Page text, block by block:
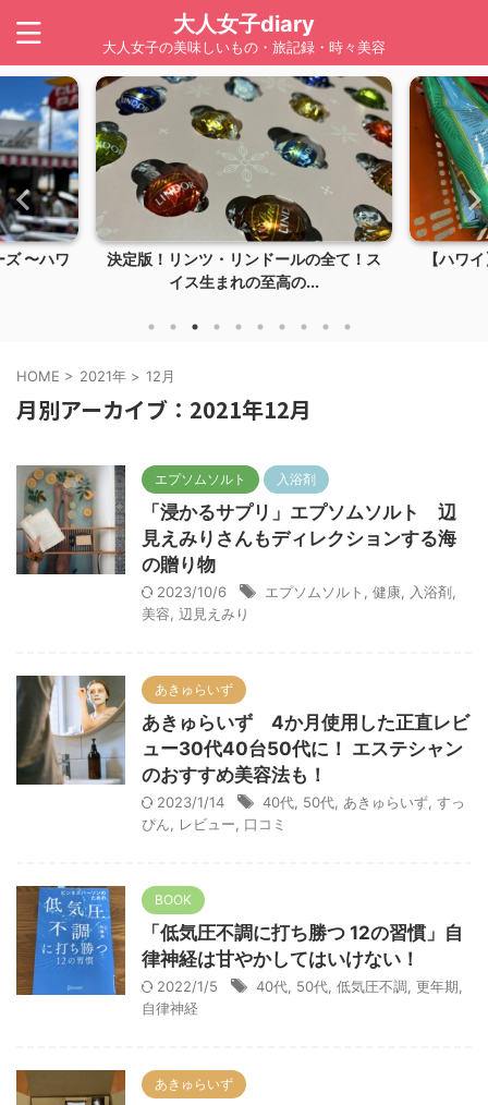
大人女子diary
大人女子の美味しいもの・旅記録・時々美容
〜ハワ
決定版！リンツ・リンドールの全て！ス
イス生まれの至高の...
【ハワ
HOME > 2021年 > 12月
月別アーカイブ：2021年12月
エプソムソルト 入浴剤
「浸かるサプリ」エプソムソルト 辺
見えみりさんもディレクションする海
の贈り物
2023/10/6 エプソムソルト 健康 入浴剤
美容 辺見えみり
あきゅらいず
あきゅらいず 4か月使用した正直レビ
ュー30代40台50代に！ エステシャン
のおすすめ美容法も！
2023/1/14 40代 50代 あきゅらいず すっ
ぴん
レビュー 口コミ
BOOK
「低気圧不調に打ち勝つ 12の習慣」自
律神経は甘やかしてはいけない！
2022/1/5 40代 50代 低気圧不調 更年期
自律神経
あきゅらいず